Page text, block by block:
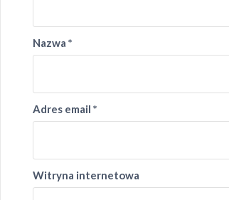
Nazwa *
Adres email *
Witryna internetowa